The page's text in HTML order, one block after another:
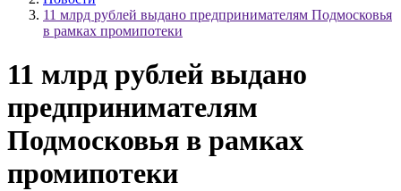
11 млрд рублей выдано предпринимателям Подмосковья
в рамках промипотеки
11 млрд рублей выдано
предпринимателям
Подмосковья в рамках
промипотеки